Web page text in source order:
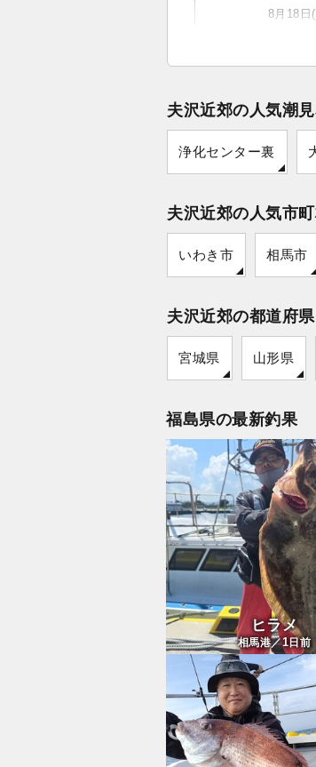
8月18日
夫沢近郊の人気潮
浄化センター裏
夫沢近郊の人気市
いわき市 相馬市
夫沢近郊の都道府県
宮城県 山形県
福島県の最新釣果
ヒラメ
相馬港／1日前